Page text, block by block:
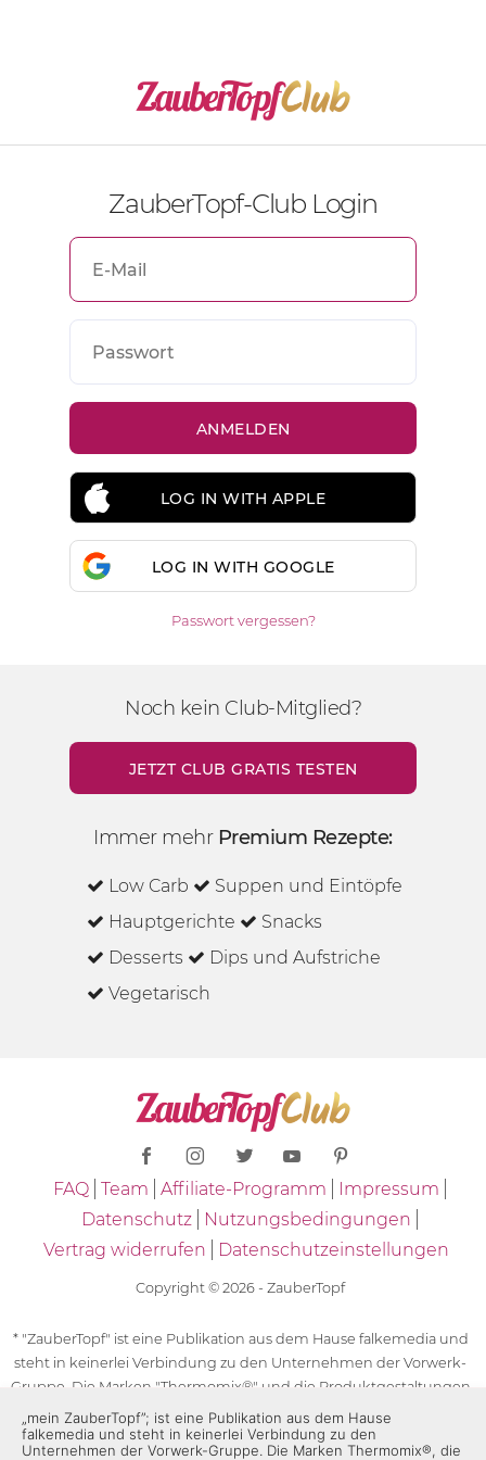
ZauberTopf-Club Login
LOG IN WITH APPLE
LOG IN WITH GOOGLE
Passwort vergessen?
Noch kein Club-Mitglied?
JETZT CLUB GRATIS TESTEN
Immer mehr Premium Rezepte:
Low Carb
Suppen und Eintöpfe
Hauptgerichte
Snacks
Desserts
Dips und Aufstriche
Vegetarisch
FAQ Team Affiliate-Programm
Impressum
Datenschutz
Nutzungsbedingungen
Vertrag widerrufen
Datenschutzeinstellungen
Copyright © 2026 - ZauberTopf
* "ZauberTopf" ist eine Publikation aus dem Hause falkemedia und
steht in keinerlei Verbindung zu den Unternehmen der Vorwerk-
Gruppe. Die Marken "Thermomix®" und die Produktgestaltungen
des "Thermomix®" sind eingetragene Marken der Unternehmen
der Vorwerk-Gruppe. Die Marken Thermomix®, die Zeichen TM5®,
„mein ZauberTopf”; ist eine Publikation aus dem Hause
falkemedia und steht in keinerlei Verbindung zu den
Unternehmen der Vorwerk-Gruppe. Die Marken Thermomix®, die